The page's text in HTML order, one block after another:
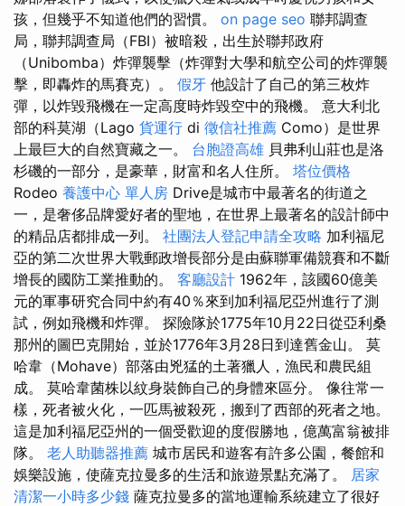
孩，但幾乎不知道他們的習慣。 on page seo 聯邦調查
局，聯邦調查局（FBI）被暗殺，出生於聯邦政府
（Unibomba）炸彈襲擊（炸彈對大學和航空公司的炸彈襲
擊，即轟炸的馬賽克）。 假牙 他設計了自己的第三枚炸
彈，以炸毀飛機在一定高度時炸毀空中的飛機。 意大利北
部的科莫湖（Lago 貨運行 di 徵信社推薦 Como）是世界
上最巨大的自然寶藏之一。 台胞證高雄 貝弗利山莊也是洛
杉磯的一部分，是豪華，財富和名人住所。 塔位價格
Rodeo 養護中心 單人房 Drive是城市中最著名的街道之
一，是奢侈品牌愛好者的聖地，在世界上最著名的設計師中
的精品店都排成一列。 社團法人登記申請全攻略 加利福尼
亞的第二次世界大戰郵政增長部分是由蘇聯軍備競賽和不斷
增長的國防工業推動的。 客廳設計 1962年，該國60億美
元的軍事研究合同中約有40％來到加利福尼亞州進行了測
試，例如飛機和炸彈。 探險隊於1775年10月22日從亞利桑
那州的圖巴克開始，並於1776年3月28日到達舊金山。 莫
哈韋（Mohave）部落由兇猛的土著獵人，漁民和農民組
成。 莫哈韋菌株以紋身裝飾自己的身體來區分。 像往常一
樣，死者被火化，一匹馬被殺死，搬到了西部的死者之地。
這是加利福尼亞州的一個受歡迎的度假勝地，億萬富翁被排
隊。 老人助聽器推薦 城市居民和遊客有許多公園，餐館和
娛樂設施，使薩克拉曼多的生活和旅遊景點充滿了。 居家
清潔一小時多少錢 薩克拉曼多的當地運輸系統建立了很好